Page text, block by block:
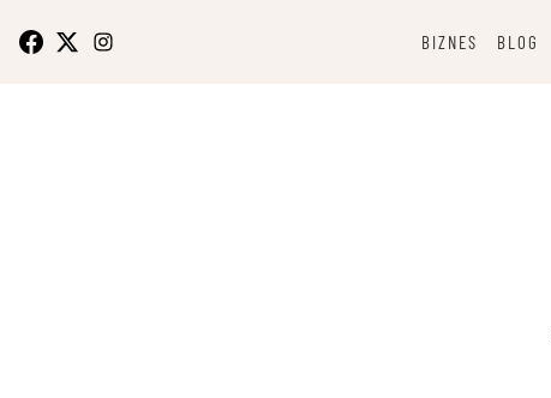
BIZNES BLOG